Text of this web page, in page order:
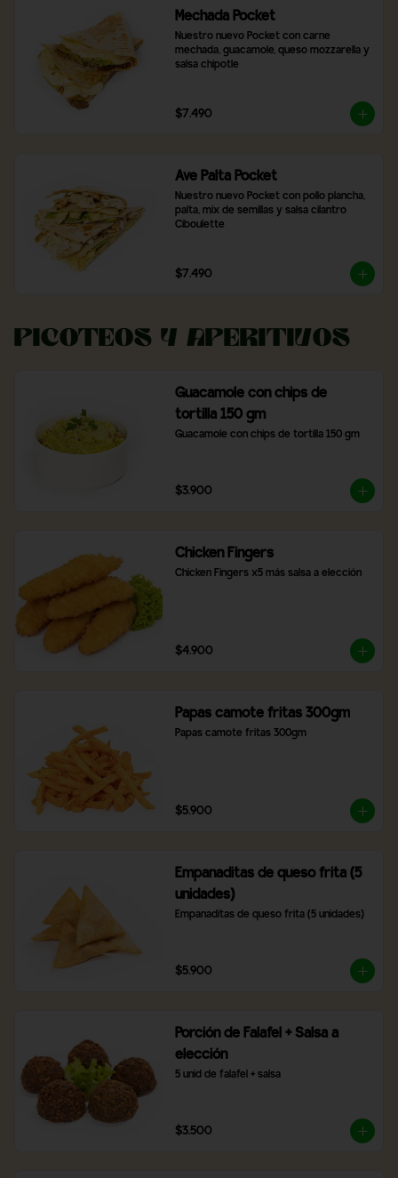
Mechada Pocket
Nuestro nuevo Pocket con carne
mechada, guacamole, queso mozzarella y
salsa chipotle
$7.490
Ave Palta Pocket
Nuestro nuevo Pocket con pollo plancha,
palta, mix de semillas y salsa cilantro
Ciboulette
$7.490
Picoteos y Aperitivos
Guacamole con chips de
tortilla 150 gm
Guacamole con chips de tortilla 150 gm
$3.900
Chicken Fingers
Chicken Fingers x5 más salsa a elección
$4.900
Papas camote fritas 300gm
Papas camote fritas 300gm
$5.900
Empanaditas de queso frita (5
unidades)
Empanaditas de queso frita (5 unidades)
$5.900
Porción de Falafel + Salsa a
elección
5 unid de falafel + salsa
$3.500